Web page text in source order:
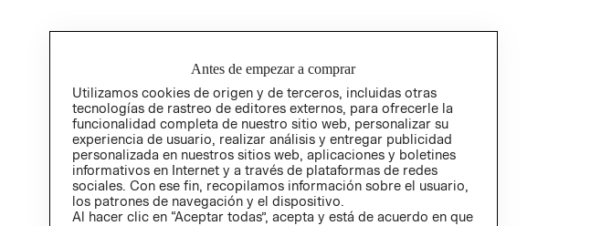
Antes de empezar a comprar
Utilizamos cookies de origen y de terceros, incluidas otras
tecnologías de rastreo de editores externos, para ofrecerle la
funcionalidad completa de nuestro sitio web, personalizar su
experiencia de usuario, realizar análisis y entregar publicidad
personalizada en nuestros sitios web, aplicaciones y boletines
informativos en Internet y a través de plataformas de redes
sociales. Con ese fin, recopilamos información sobre el usuario,
los patrones de navegación y el dispositivo.
Al hacer clic en “Aceptar todas”, acepta y está de acuerdo en que